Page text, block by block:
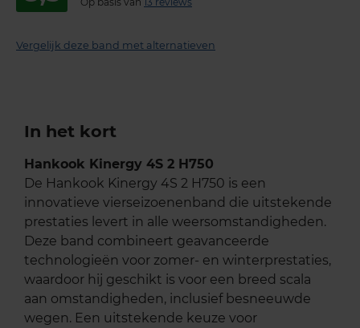
Vergelijk deze band met alternatieven
In het kort
Hankook Kinergy 4S 2 H750
De Hankook Kinergy 4S 2 H750 is een
innovatieve vierseizoenenband die uitstekende
prestaties levert in alle weersomstandigheden.
Deze band combineert geavanceerde
technologieën voor zomer- en winterprestaties,
waardoor hij geschikt is voor een breed scala
aan omstandigheden, inclusief besneeuwde
wegen. Een uitstekende keuze voor